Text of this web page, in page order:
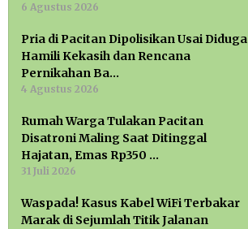
6 Agustus 2026
Pria di Pacitan Dipolisikan Usai Diduga
Hamili Kekasih dan Rencana
Pernikahan Ba…
4 Agustus 2026
Rumah Warga Tulakan Pacitan
Disatroni Maling Saat Ditinggal
Hajatan, Emas Rp350 …
31 Juli 2026
Waspada! Kasus Kabel WiFi Terbakar
Marak di Sejumlah Titik Jalanan